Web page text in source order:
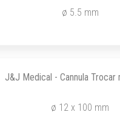
ø 5.5 mm
J&J Medical - Cannula Trocar
ø 12 x 100 mm